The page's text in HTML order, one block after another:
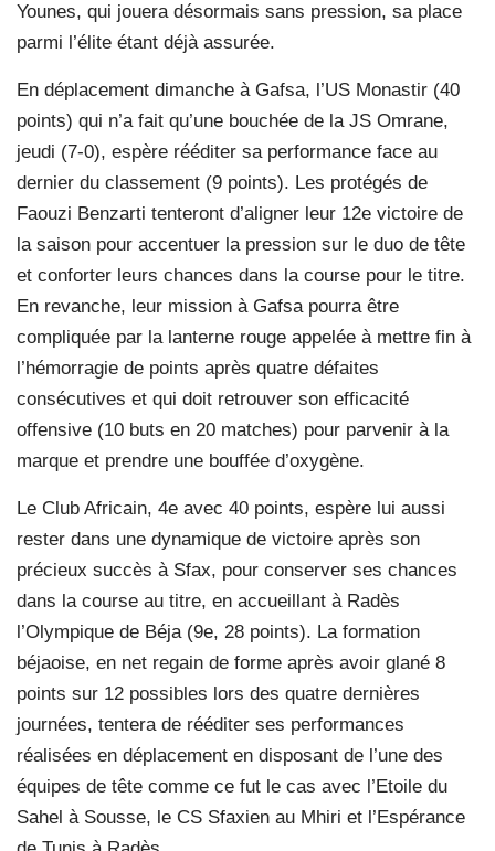
Younes, qui jouera désormais sans pression, sa place
parmi l’élite étant déjà assurée.
En déplacement dimanche à Gafsa, l’US Monastir (40
points) qui n’a fait qu’une bouchée de la JS Omrane,
jeudi (7-0), espère rééditer sa performance face au
dernier du classement (9 points). Les protégés de
Faouzi Benzarti tenteront d’aligner leur 12e victoire de
la saison pour accentuer la pression sur le duo de tête
et conforter leurs chances dans la course pour le titre.
En revanche, leur mission à Gafsa pourra être
compliquée par la lanterne rouge appelée à mettre fin à
l’hémorragie de points après quatre défaites
consécutives et qui doit retrouver son efficacité
offensive (10 buts en 20 matches) pour parvenir à la
marque et prendre une bouffée d’oxygène.
Le Club Africain, 4e avec 40 points, espère lui aussi
rester dans une dynamique de victoire après son
précieux succès à Sfax, pour conserver ses chances
dans la course au titre, en accueillant à Radès
l’Olympique de Béja (9e, 28 points). La formation
béjaoise, en net regain de forme après avoir glané 8
points sur 12 possibles lors des quatre dernières
journées, tentera de rééditer ses performances
réalisées en déplacement en disposant de l’une des
équipes de tête comme ce fut le cas avec l’Etoile du
Sahel à Sousse, le CS Sfaxien au Mhiri et l’Espérance